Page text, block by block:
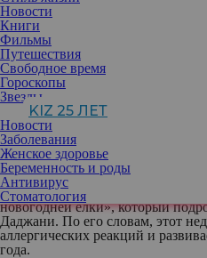
Новости
Книги
Фильмы
Путешествия
Свободное время
Гороскопы
Звезды
KIZ 25 ЛЕТ
Новости
Заболевания
Женское здоровье
Беременность и роды
Антивирус
Стоматология
квартире в декабре и январе.
настроения, эти предметы могут
Украшение квартиры — любимый
подготовки к Новому году. В
распаковывают елку, игрушки,
них пыль, и располагают декор
кто задумывается, насколько
атмосферой праздника будут
самочувствия.
Речь в данном случае идет о так
новогодней елки», который
Даджани. По его словам, этот
аллергических реакций и
года.